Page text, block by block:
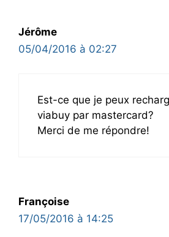
Jérôme
05/04/2016 à 02:27
Est-ce que je peux
viabuy par mastercard?
Merci de me répondre!
Françoise
17/05/2016 à 14:25